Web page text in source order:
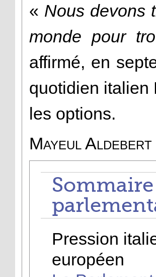
« Nous devons
monde pour
affirmé, en
quotidien italien
les options.
Mayeul
Pression
européen